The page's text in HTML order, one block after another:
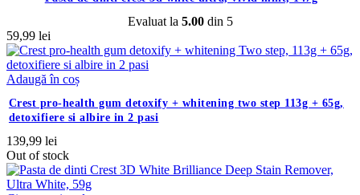
Evaluat la 5.00din 5
59,99 lei
Adaugă în coș
crest pro-health gum detoxify + whitening two step 113g + 65g,
detoxifiere si albire in 2 pasi
139,99 lei
Out of stock